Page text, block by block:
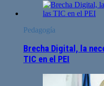
Pedagogía
Brecha Digital, la
TIC en el PEI